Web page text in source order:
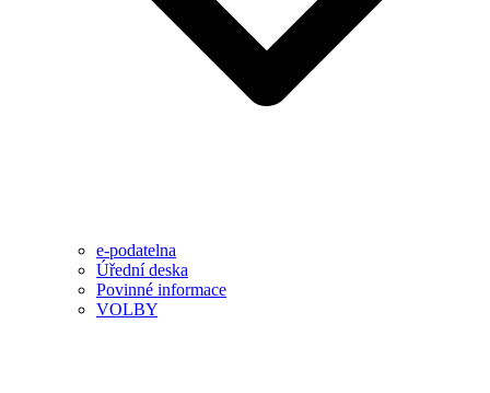
e-podatelna
Úřední deska
Povinné informace
VOLBY